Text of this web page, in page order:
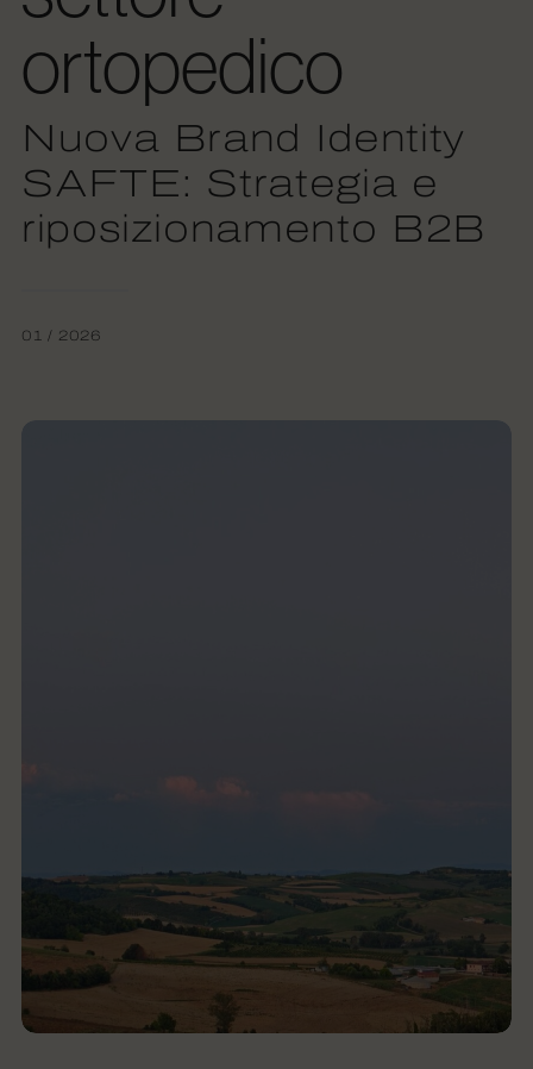
ortopedico
Nuova Brand Identity
SAFTE: Strategia e
riposizionamento B2B
01 / 2026